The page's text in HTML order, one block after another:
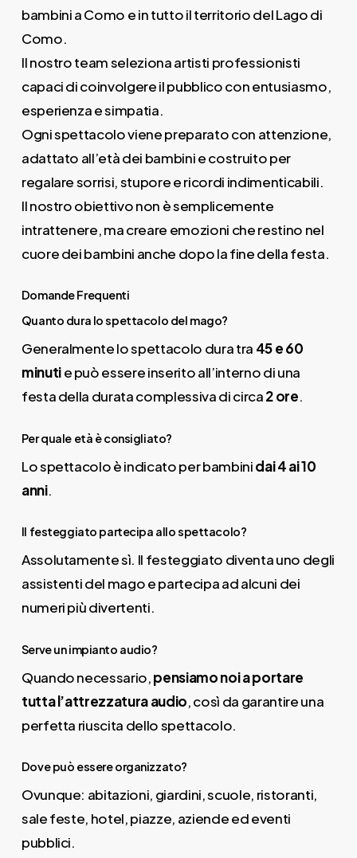
bambini a Como e in tutto il territorio del Lago di
Como.
Il nostro team seleziona artisti professionisti
capaci di coinvolgere il pubblico con entusiasmo,
esperienza e simpatia.
Ogni spettacolo viene preparato con attenzione,
adattato all’età dei bambini e costruito per
regalare sorrisi, stupore e ricordi indimenticabili.
Il nostro obiettivo non è semplicemente
intrattenere, ma creare emozioni che restino nel
cuore dei bambini anche dopo la fine della festa.
Domande Frequenti
Quanto dura lo spettacolo del mago?
Generalmente lo spettacolo dura tra 45 e 60
minutie può essere inserito all’interno di una
festa della durata complessiva di circa2 ore.
Per quale età è consigliato?
Lo spettacolo è indicato per bambinidai 4 ai 10
anni.
Il festeggiato partecipa allo spettacolo?
Assolutamente sì. Il festeggiato diventa uno degli
assistenti del mago e partecipa ad alcuni dei
numeri più divertenti.
Serve un impianto audio?
Quando necessario,pensiamo noi a portare
tutta l’attrezzatura audio, così da garantire una
perfetta riuscita dello spettacolo.
Dove può essere organizzato?
Ovunque: abitazioni, giardini, scuole, ristoranti,
sale feste, hotel, piazze, aziende ed eventi
pubblici.